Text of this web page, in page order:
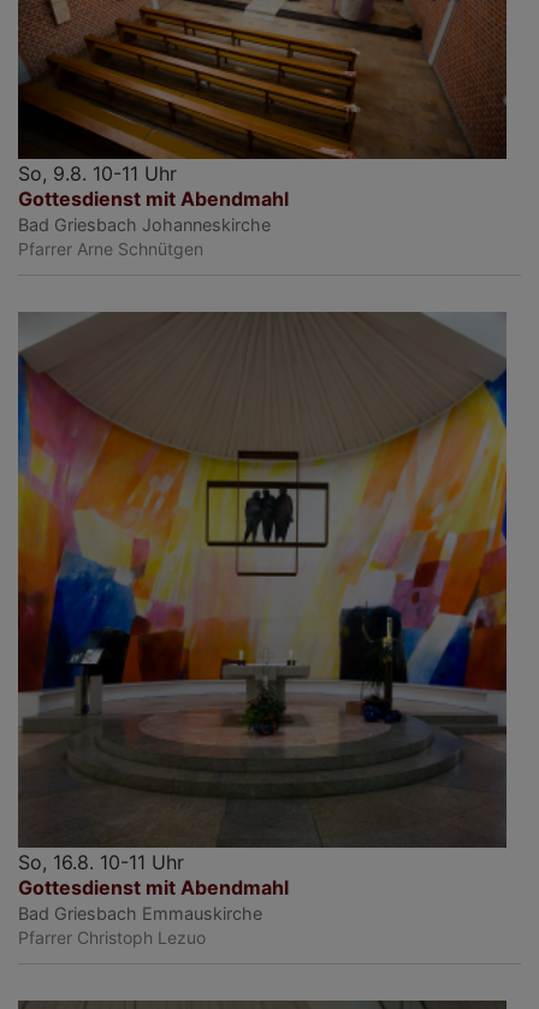
So, 9.8. 10-11 Uhr
Gottesdienst mit Abendmahl
Bad Griesbach Johanneskirche
Pfarrer Arne Schnütgen
So, 16.8. 10-11 Uhr
Gottesdienst mit Abendmahl
Bad Griesbach Emmauskirche
Pfarrer Christoph Lezuo